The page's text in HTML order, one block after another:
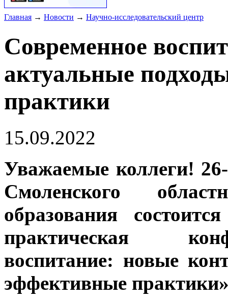
Главная → Новости → Научно-исследовательский центр
Современное
актуальные
практики
15.09.2022
Уважаемые коллеги!
Смоленского
образования
практическая
воспитание: новые
эффективные